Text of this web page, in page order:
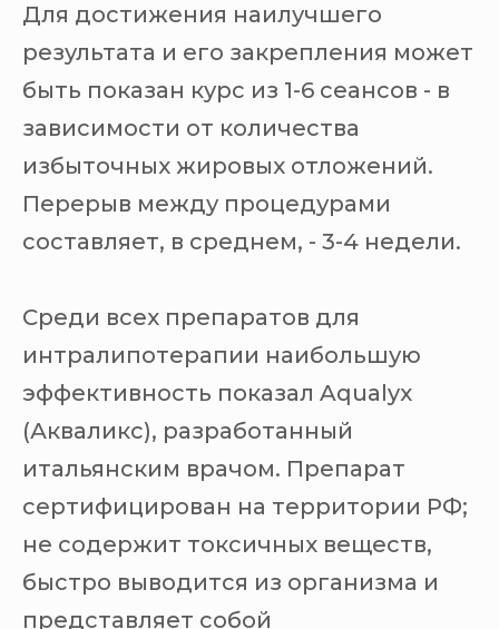
Для достижения наилучшего
результата и его закрепления может
быть показан курс из 1-6 сеансов - в
зависимости от количества
избыточных жировых отложений.
Перерыв между процедурами
составляет, в среднем, - 3-4 недели.
Среди всех препаратов для
интралипотерапии наибольшую
эффективность показал Aqualyx
(Акваликс), разработанный
итальянским врачом. Препарат
сертифицирован на территории РФ;
не содержит токсичных веществ,
быстро выводится из организма и
представляет собой